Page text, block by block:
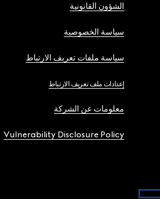
الشؤون القانونية
سياسة الخصوصية
سياسة ملفات تعريف الارتباط
إعدادات ملف تعريف الارتباط
معلومات عن الشركة
Vulnerability Disclosure Policy